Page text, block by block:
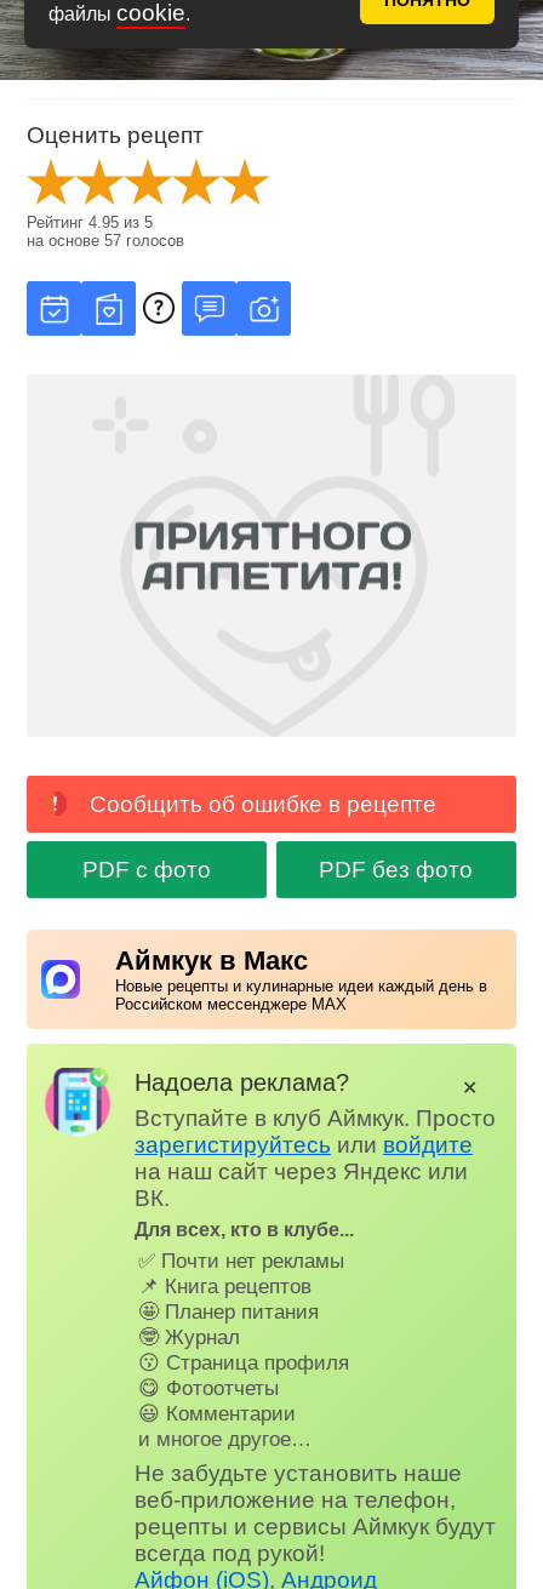
файлы cookie.
Оценить рецепт
Рейтинг4.95 из5
на основе57 голосов
Сообщить об ошибке в рецепте
PDF с фото PDF без фото
Аймкук в Макс
Новые рецепты и кулинарные идеи каждый день в
Российском мессенджере MAX
Надоела реклама?
Вступайте в клуб Аймкук. Просто
зарегистируйтесь или войдите
на наш сайт через Яндекс или
ВК.
Для всех, кто в клубе...
✅ Почти нет рекламы
📌 Книга рецептов
🤩 Планер питания
🤓 Журнал
😗 Страница профиля
😋 Фотоотчеты
😃 Комментарии
и многое другое…
Не забудьте установить наше
веб-приложение на телефон,
рецепты и сервисы Аймкук будут
всегда под рукой!
Айфон (iOS),Андроид
✕